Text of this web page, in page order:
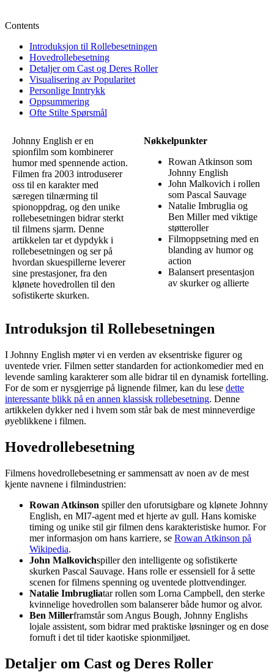
Contents
Introduksjon til Rollebesetningen
Hovedrollebesetning
Detaljer om Cast og Deres Roller
Visualisering av Popularitet
Personlige Inntrykk
Oppsummering
Ofte Stilte Spørsmål
Johnny English er en
spionfilm som kombinerer
humor med spennende action.
Filmen fra 2003 introduserer
oss til en karakter med
særegen tilnærming til
spionoppdrag, og den unike
rollebesetningen bidrar sterkt
til filmens sjarm. Denne
artikkelen tar et dypdykk i
rollebesetningen og ser på
hvordan skuespillerne leverer
sine prestasjoner, fra den
klønete hovedrollen til den
sofistikerte skurken.
Nøkkelpunkter
Rowan Atkinson som
Johnny English
John Malkovich i rollen
som Pascal Sauvage
Natalie Imbruglia og
Ben Miller med viktige
støtteroller
Filmoppsetning med en
blanding av humor og
action
Balansert presentasjon
av skurker og allierte
Introduksjon til Rollebesetningen
I Johnny English møter vi en verden av eksentriske figurer og
uventede vrier. Filmen setter standarden for actionkomedier med en
levende samling karakterer som alle bidrar til en dynamisk fortelling.
For de som er nysgjerrige på lignende filmer, kan du lese dette
interessante blikk på en annen klassisk rollebesetning. Denne
artikkelen dykker ned i hvem som står bak de mest minneverdige
øyeblikkene i filmen.
Hovedrollebesetning
Filmens hovedrollebesetning er sammensatt av noen av de mest
kjente navnene i filmindustrien:
Rowan Atkinson spiller den uforutsigbare og klønete Johnny
English, en MI7-agent med et hjerte av gull. Hans komiske
timing og unike stil gir filmen dens karakteristiske humor. For
mer informasjon om hans karriere, se Rowan Atkinson på
Wikipedia.
John Malkovichspiller den intelligente og sofistikerte
skurken Pascal Sauvage. Hans rolle er essensiell for å sette
scenen for filmens spenning og uventede plottvendinger.
Natalie Imbrugliatar rollen som Lorna Campbell, den sterke
kvinnelige hovedrollen som balanserer både humor og alvor.
Ben Millerframstår som Angus Bough, Johnny Englishs
lojale assistent, som bidrar med praktiske løsninger og en dose
fornuft i det til tider kaotiske spionmiljøet.
Detaljer om Cast og Deres Roller